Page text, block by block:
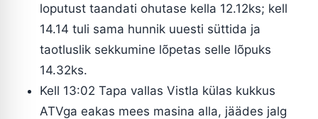
loputust taandati ohutase kella 12.12ks; kell
14.14 tuli sama hunnik uuesti süttida ja
taotluslik sekkumine lõpetas selle lõpuks
14.32ks.
Kell 13:02 Tapa vallas Vistla külas kukkus
ATVga eakas mees masina alla, jäädes jalg